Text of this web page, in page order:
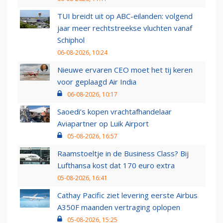
TUI breidt uit op ABC-eilanden: volgend
jaar meer rechtstreekse vluchten vanaf
Schiphol
06-08-2026, 10:24
Nieuwe ervaren CEO moet het tij keren
voor geplaagd Air India
06-08-2026, 10:17
Saoedi’s kopen vrachtafhandelaar
Aviapartner op Luik Airport
05-08-2026, 16:57
Raamstoeltje in de Business Class? Bij
Lufthansa kost dat 170 euro extra
05-08-2026, 16:41
Cathay Pacific ziet levering eerste Airbus
A350F maanden vertraging oplopen
05-08-2026, 15:25